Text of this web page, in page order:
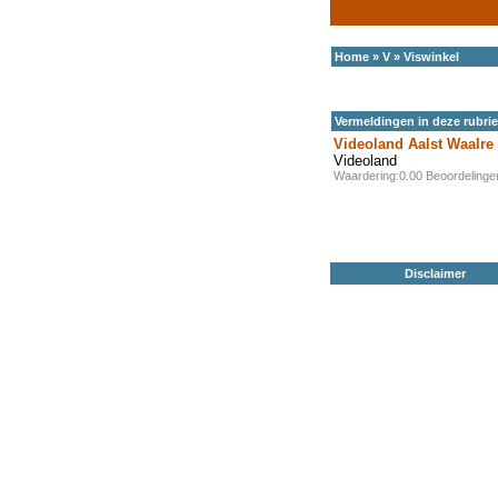
Home » V » Viswinkel
Vermeldingen in deze
Videoland Aalst Waalre
Videoland
Waardering:0.00
Disclaimer